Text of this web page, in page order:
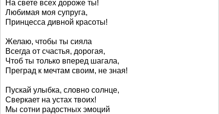
На свете всех дороже ты!
Любимая моя супруга,
Принцесса дивной красоты!
Желаю, чтобы ты сияла
Всегда от счастья, дорогая,
Чтоб ты только вперед шагала,
Преград к мечтам своим, не зная!
Пускай улыбка, словно солнце,
Сверкает на устах твоих!
Мы сотни радостных эмоций